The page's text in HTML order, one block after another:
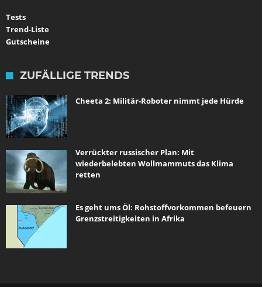
Tests
Trend-Liste
Gutscheine
ZUFÄLLIGE TRENDS
Cheeta 2: Militär-Roboter nimmt jede Hürde
Verrückter russischer Plan: Mit
wiederbelebten Wollmammuts das Klima
retten
Es geht ums Öl: Rohstoffvorkommen befeuern
Grenzstreitigkeiten in Afrika